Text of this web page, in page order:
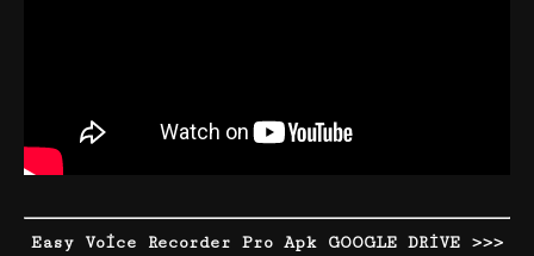
Easy Voice Recorder Pro Apk GOOGLE DRİVE >>>